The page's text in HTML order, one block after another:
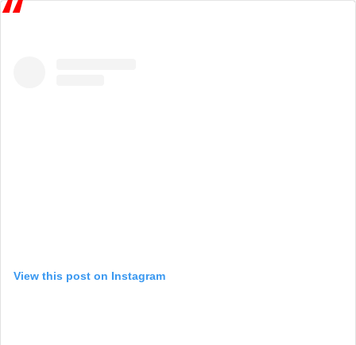
View this post on Instagram